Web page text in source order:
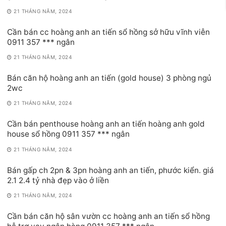
21 THÁNG NĂM, 2024
Cần bán cc hoàng anh an tiến sổ hồng sở hữu vĩnh viễn
0911 357 *** ngân
21 THÁNG NĂM, 2024
Bán căn hộ hoàng anh an tiến (gold house) 3 phòng ngủ
2wc
21 THÁNG NĂM, 2024
Cần bán penthouse hoàng anh an tiến hoàng anh gold
house sổ hồng 0911 357 *** ngân
21 THÁNG NĂM, 2024
Bán gấp ch 2pn & 3pn hoàng anh an tiến, phước kiển. giá
2.1 2.4 tỷ nhà đẹp vào ở liền
21 THÁNG NĂM, 2024
Cần bán căn hộ sân vườn cc hoàng anh an tiến sổ hồng